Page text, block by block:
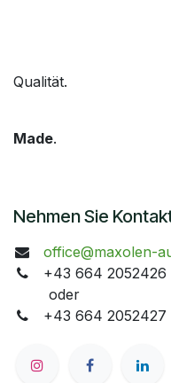
Qualität.
Made.
Nehmen Sie
office@maxolen-
+43 664 2052426
oder
+43 664 2052427